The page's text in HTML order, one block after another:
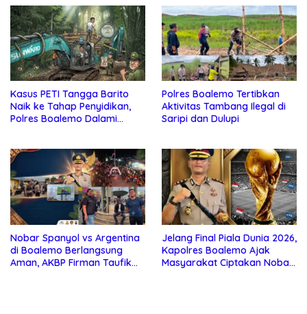
Kasus PETI Tangga Barito
Naik ke Tahap Penyidikan,
Polres Boalemo Dalami
Polres Boalemo Tertibkan
Aktivitas Tambang Ilegal di
Saripi dan Dulupi
Nobar Spanyol vs Argentina
di Boalemo Berlangsung
Aman, AKBP Firman Taufik
Jelang Final Piala Dunia 2026,
Kapolres Boalemo Ajak
Masyarakat Ciptakan Nobar